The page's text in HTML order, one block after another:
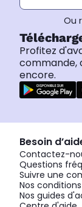
Ou
Profitez
commande,
encore.
Besoin
Contactez-
Questions
Suivre une
Nos
Nos guides